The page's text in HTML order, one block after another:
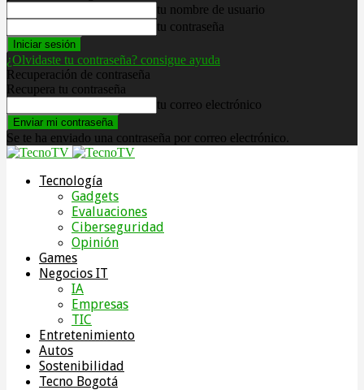
tu nombre de usuario
tu contraseña
¿Olvidaste tu contraseña? consigue ayuda
Recuperación de contraseña
Recupera tu contraseña
tu correo electrónico
Se te ha enviado una contraseña por correo electrónico.
Tecnología
Gadgets
Evaluaciones
Ciberseguridad
Opinión
Games
Negocios IT
IA
Empresas
TIC
Entretenimiento
Autos
Sostenibilidad
Tecno Bogotá